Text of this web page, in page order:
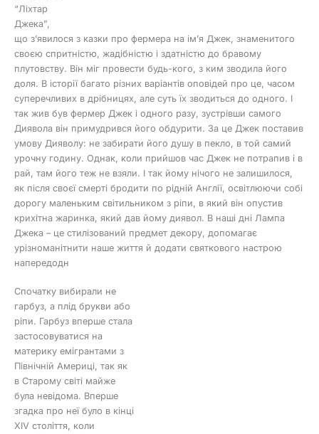
“Ліхтар
Джека”,
що з’явилося з казки про фермера на ім’я Джек, знаменитого
своєю спритністю, жадібністю і здатністю до бравому
плутовству. Він міг провести будь-кого, з ким зводила його
доля. В історії багато різних варіантів оповідей про це, часом
суперечливих в дрібницях, але суть їх зводиться до одного. І
так жив був фермер Джек і одного разу, зустрівши самого
Диявола він примудрився його обдурити. За це Джек поставив
умову Дияволу: не забирати його душу в пекло, в той самий
урочну годину. Однак, коли прийшов час Джек не потрапив і в
рай, там його теж не взяли. І так йому нічого не залишилося,
як після своєї смерті бродити по рідній Англії, освітлюючи собі
дорогу маленьким світильником з ріпи, в який він опустив
крихітна жаринка, який дав йому диявол. В наші дні Лампа
Джека – це стилізований предмет декору, допомагає
урізноманітнити наше життя й додати святкового настрою
напередодн
Спочатку вибирали не
гарбуз, а плід брукви або
ріпи. Гарбуз вперше стала
застосовуватися на
материку емігрантами з
Північній Америці, так як
в Старому світі майже
була невідома. Вперше
згадка про неї було в кінці
XIV століття, коли